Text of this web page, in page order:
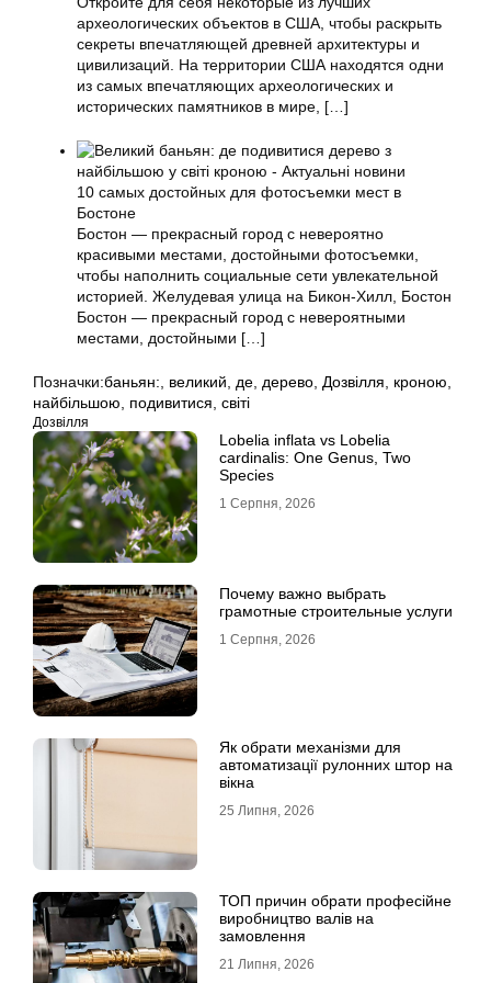
археологических объектов в США, чтобы раскрыть
секреты впечатляющей древней архитектуры и
цивилизаций. На территории США находятся одни
из самых впечатляющих археологических и
исторических памятников в мире, […]
10 самых достойных для фотосъемки мест в
Бостоне
Бостон — прекрасный город с невероятно
красивыми местами, достойными фотосъемки,
чтобы наполнить социальные сети увлекательной
историей. Желудевая улица на Бикон-Хилл, Бостон
Бостон — прекрасный город с невероятными
местами, достойными […]
Позначки:баньян: великий де дерево Дозвілля кроною
найбільшою
подивитися світі
Дозвілля
Lobelia inflata vs Lobelia
cardinalis: One Genus, Two
Species
1 Серпня, 2026
Почему важно выбрать
грамотные строительные услуги
1 Серпня, 2026
Як обрати механізми для
автоматизації рулонних штор на
вікна
25 Липня, 2026
ТОП причин обрати професійне
виробництво валів на
замовлення
21 Липня, 2026